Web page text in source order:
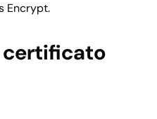
Encrypt.